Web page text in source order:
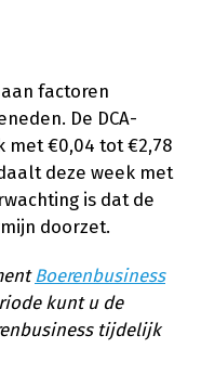
factoren
De DCA-
€0,04 tot €2,78
deze week met
is dat de
doorzet.
Boerenbusiness
kunt u de
tijdelijk